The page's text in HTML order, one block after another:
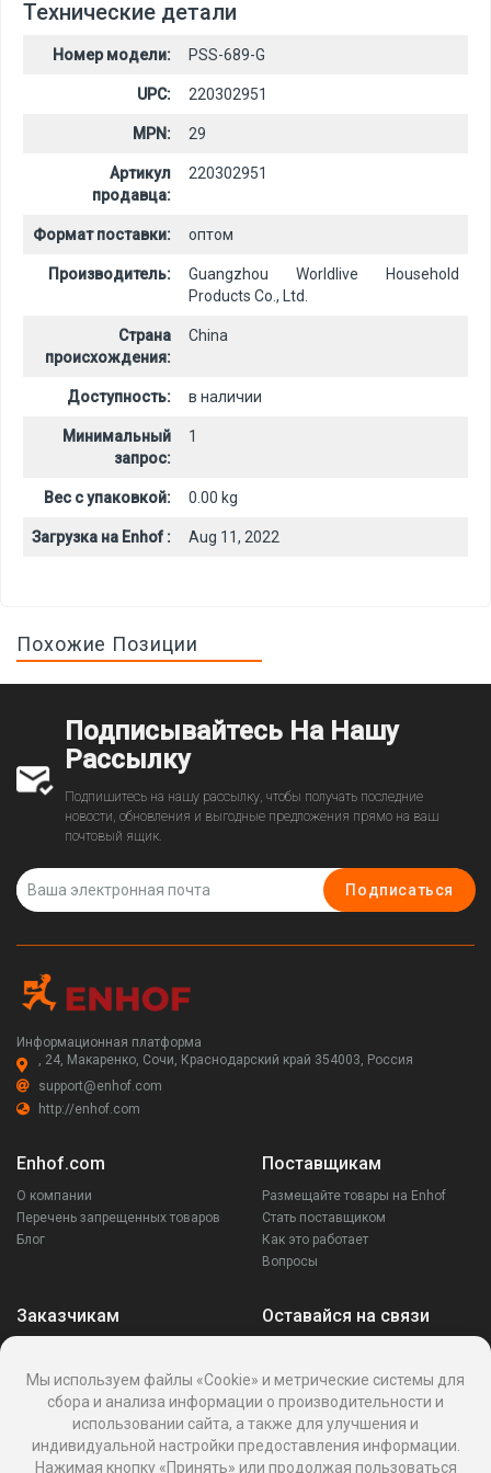
Технические детали
Номер модели: PSS-689-G
UPC: 220302951
MPN: 29
Артикул
продавца:
220302951
Формат поставки: оптом
Производитель:
Guangzhou Worldlive Household
Products Co., Ltd.
Страна
происхождения:
China
Доступность: в наличии
Минимальный
запрос:
1
Вес с упаковкой: 0.00 kg
Загрузка на Enhof : Aug 11, 2022
Похожие Позиции
Подписывайтесь На Нашу
Рассылку
Подпишитесь на нашу рассылку, чтобы получать последние
новости, обновления и выгодные предложения прямо на ваш
почтовый ящик.
Подписаться
Информационная платформа
, 24, Макаренко, Сочи, Краснодарский край 354003, Россия
support@enhof.com
http://enhof.com
Enhof.com
О компании
Перечень запрещенных товаров
Блог
Поставщикам
Размещайте товары на Enhof
Стать поставщиком
Как это работает
Вопросы
Заказчикам
Ваши запросы
Написать поставщику
Написать в поддержку
Реквизиты
Оставайся на связи
Мы используем файлы «Cookie» и метрические системы для
сбора и анализа информации о производительности и
использовании сайта, а также для улучшения и
индивидуальной настройки предоставления информации.
Нажимая кнопку «Принять» или продолжая пользоваться